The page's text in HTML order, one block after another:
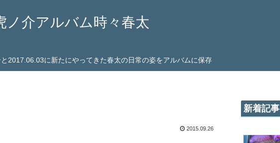
ノ介アルバム時々春太
2017.06.03に新たにやってきた春太の日常の姿をアルバムに保存
2015.09.26
新着記事